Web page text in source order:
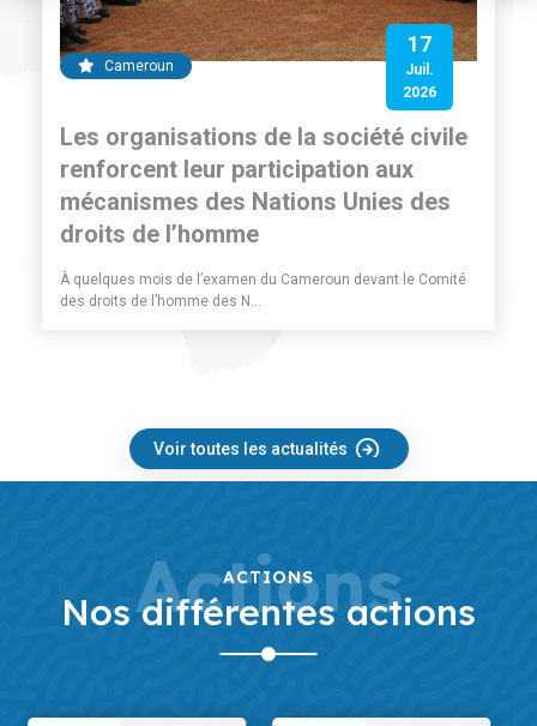
Cameroun
17
Juil.
2026
Les organisations de la société civile
renforcent leur participation aux
mécanismes des Nations Unies des
droits de l’homme
À quelques mois de l’examen du Cameroun devant le Comité
des droits de l’homme des N...
Voir toutes les actualités
Actions
ACTIONS
Nos différentes actions